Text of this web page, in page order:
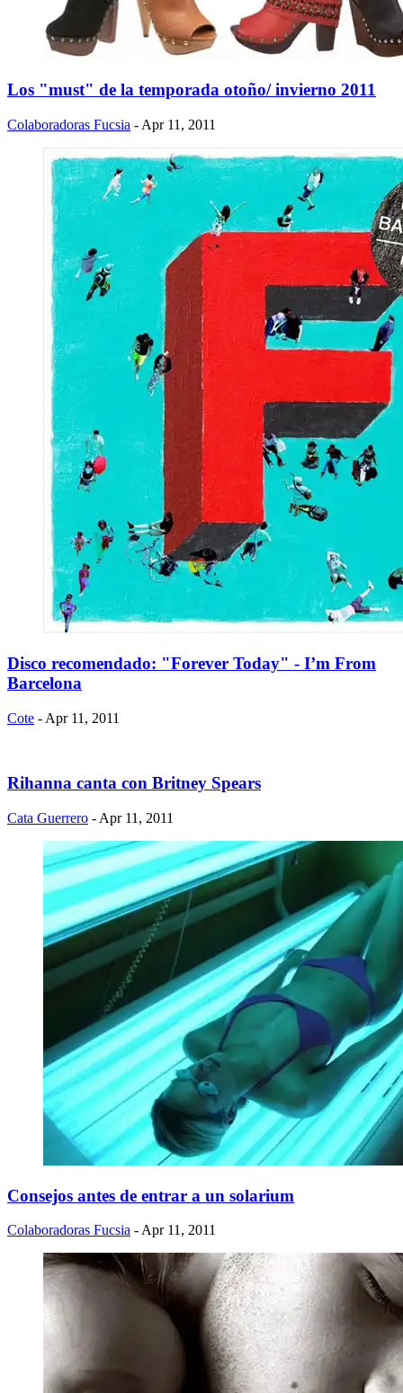
Los "must" de la temporada otoño/ invierno 2011
Colaboradoras Fucsia - Apr 11, 2011
Disco recomendado: "Forever Today" - I’m From
Barcelona
Cote - Apr 11, 2011
Rihanna canta con Britney Spears
Cata Guerrero - Apr 11, 2011
Consejos antes de entrar a un solarium
Colaboradoras Fucsia - Apr 11, 2011